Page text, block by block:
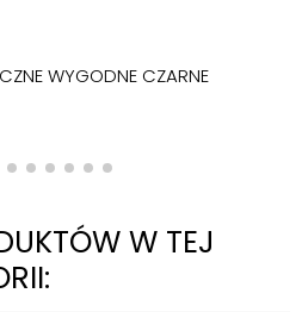
WYGODNE CZARNE
W TEJ